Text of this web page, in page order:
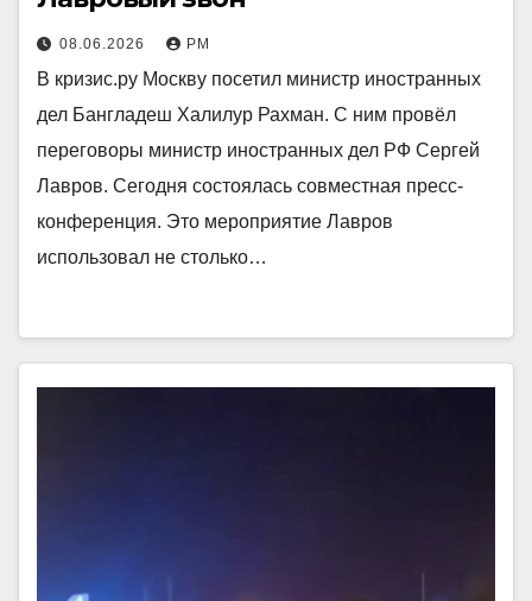
08.06.2026 РМ
В кризис.ру Москву посетил министр иностранных
дел Бангладеш Халилур Рахман. С ним провёл
переговоры министр иностранных дел РФ Сергей
Лавров. Сегодня состоялась совместная пресс-
конференция. Это мероприятие Лавров
использовал не столько…